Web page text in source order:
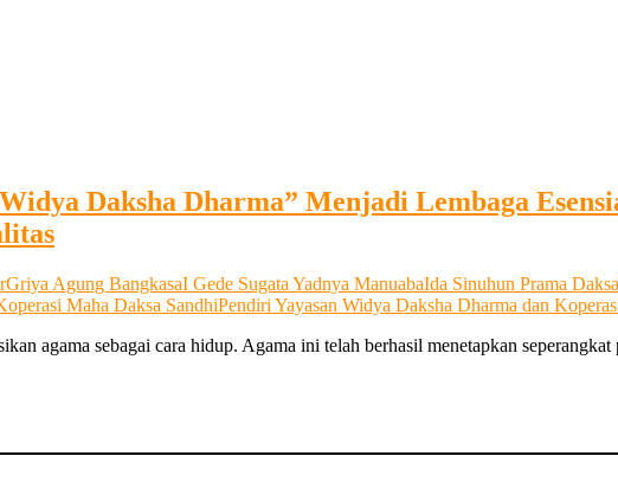
Daksha Dharma” Menjadi Lembaga
Griya Agung BangkasaI Gede Sugata Yadnya ManuabaIda Sinuhun Prama Daksa
Maha Daksa SandhiPendiri Yayasan Widya Daksha Dharma dan
agama sebagai cara hidup. Agama ini telah berhasil menetapkan